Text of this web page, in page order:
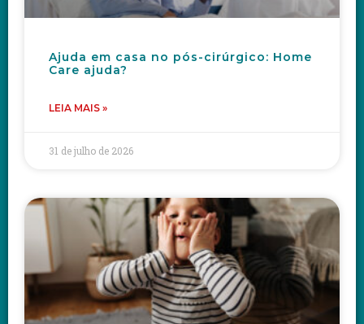
Ajuda em casa no pós-cirúrgico: Home
Care ajuda?
LEIA MAIS »
31 de julho de 2026